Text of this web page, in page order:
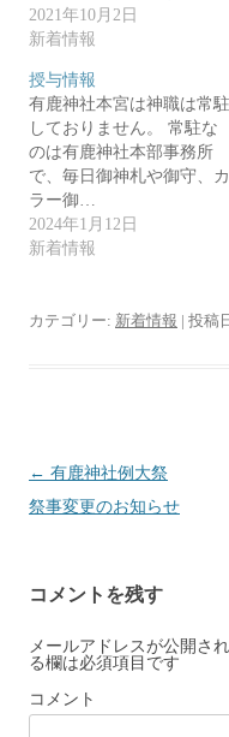
ウ
ィ
ン
ド
で
開
き
ま
す
)
て
く
新
し
い
ウ
ィ
ン
ド
開
き
2021年10月2日
新着情報
授与情報
有鹿神社本宮は神職は常駐
しておりません。 常駐な
のは有鹿神社本部事務所
で、毎日御神札や御守、カ
ラー御…
2024年1月12日
新着情報
カテゴリー: 新着情報 | 投稿
投
稿
ゲ
ー
シ
ョ
← 有鹿神社例大祭
祭事変更のお知らせ
コメントを残す
メールアドレスが公開さ
る欄は必須項目です
コメント